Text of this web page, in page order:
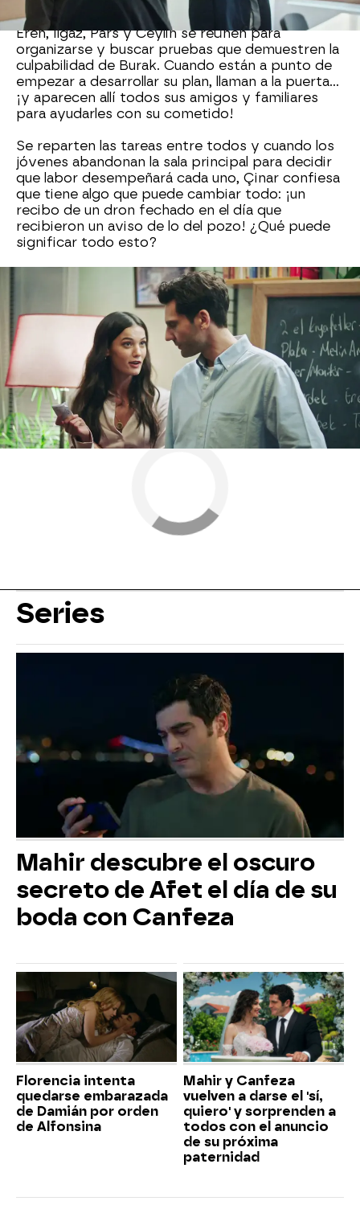
Eren, Ilgaz, Pars y Ceylin se reúnen para
organizarse y buscar pruebas que demuestren la
culpabilidad de Burak. Cuando están a punto de
empezar a desarrollar su plan, llaman a la puerta...
¡y aparecen allí todos sus amigos y familiares
para ayudarles con su cometido!
Se reparten las tareas entre todos y cuando los
jóvenes abandonan la sala principal para decidir
que labor desempeñará cada uno, Çinar confiesa
que tiene algo que puede cambiar todo: ¡un
recibo de un dron fechado en el día que
recibieron un aviso de lo del pozo! ¿Qué puede
significar todo esto?
» Secretos de familia
» Mejores
momentos
Series
Mahir descubre el oscuro
secreto de Afet el día de su
boda con Canfeza
Florencia intenta
quedarse embarazada
de Damián por orden
de Alfonsina
Mahir y Canfeza
vuelven a darse el 'sí,
quiero' y sorprenden a
todos con el anuncio
de su próxima
paternidad